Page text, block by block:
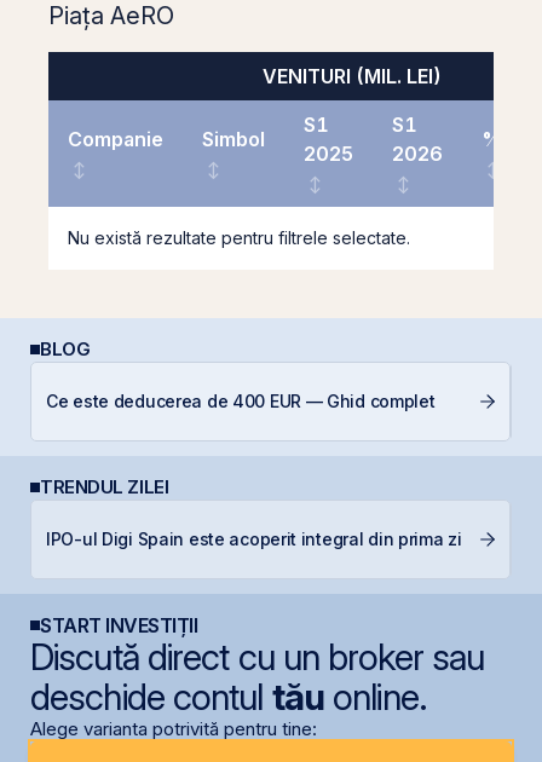
Piața AeRO
VENITURI (MIL. LEI)
Companie Simbol
S1
2025
S1
2026
%
Nu există rezultate pentru filtrele selectate.
BLOG
Ce este deducerea de 400 EUR — Ghid complet
TRENDUL ZILEI
IPO-ul Digi Spain este acoperit integral din prima zi
START INVESTIȚII
Discută direct cu un broker sau
deschide contul tăuonline.
Alege varianta potrivită pentru tine: